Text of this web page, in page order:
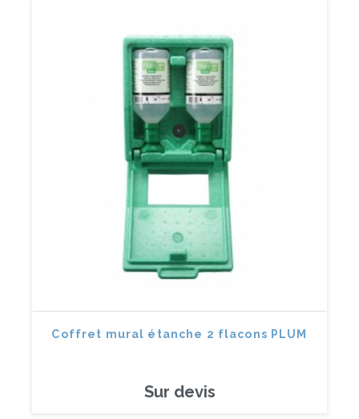
Coffret mural étanche 2 flacons PLUM
Sur devis